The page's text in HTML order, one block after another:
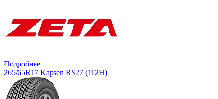
Подробнее
265/65R17 Kapsen RS27 (112H)